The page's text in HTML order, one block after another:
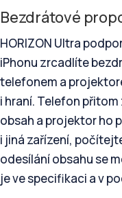
Bezdrátové
HORIZON Ultra
iPhonu zrcadlíte
telefonem a
i hraní. Telefon
obsah a projektor ho
i jiná zařízení,
odesílání obsahu se
je ve specifikaci a v